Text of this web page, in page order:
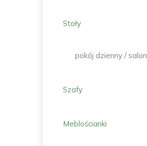
Stoły
pokój dzienny / salon
Szafy
Meblościanki